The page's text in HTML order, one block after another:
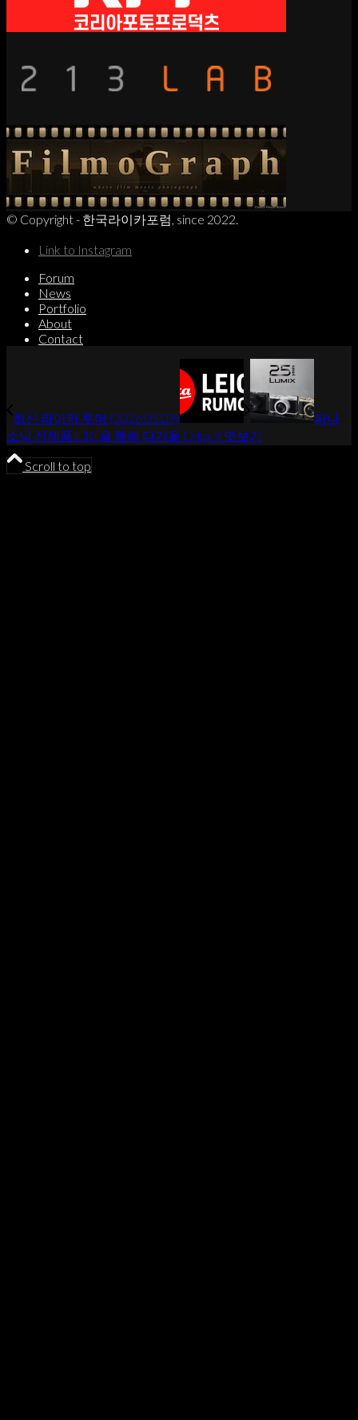
© Copyright - 한국라이카포럼, since 2022.
Link to Instagram
Forum
News
Portfolio
About
Contact
최신 라이카 루머 (2026.05.09)
파나
소닉 신제품 L10 을 통해 다가올 D-lux 9 엿보기
Scroll to top